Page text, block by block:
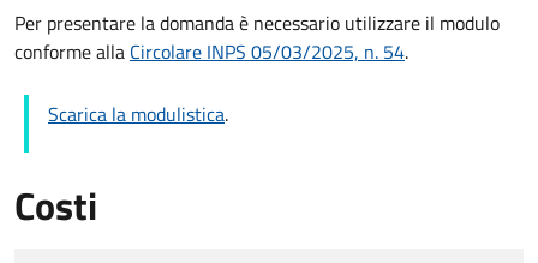
Per presentare la domanda è necessario utilizzare il modulo
conforme alla Circolare INPS 05/03/2025, n. 54.
Scarica la modulistica.
Costi